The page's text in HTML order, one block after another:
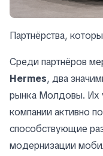
Партнёрства,
Среди партнёров
Hermes, два
рынка Молдовы. Их
компании активно
способствующие
модернизации